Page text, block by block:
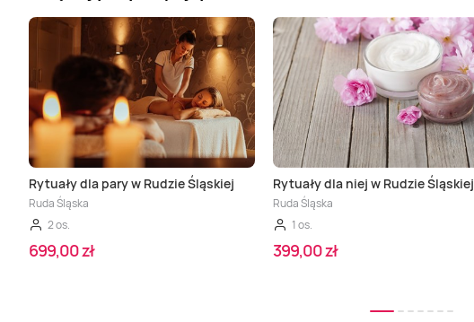
Rytuały dla pary w Rudzie Śląskiej
Ruda Śląska
2 os.
699,00 zł
Rytuały dla niej w Rudzie Śląskiej
Ruda Śląska
1 os.
399,00 zł